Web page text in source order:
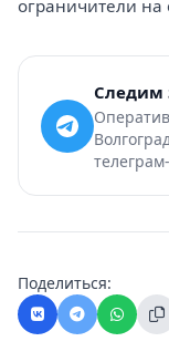
ограничители на
Следим
Поделиться: